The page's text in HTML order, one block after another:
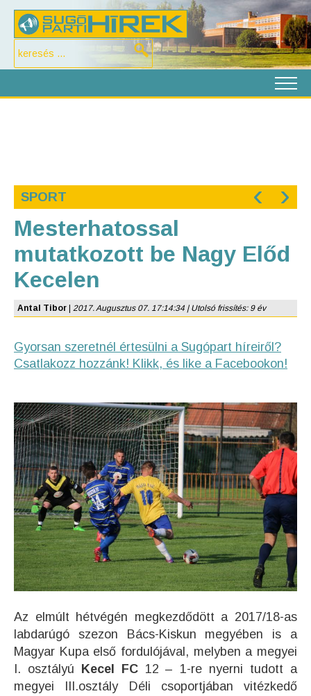
SPORT ‹ ›
Mesterhatossal
mutatkozott be Nagy Előd
Kecelen
Antal Tibor 2017. Augusztus 07. 17:14:34 | Utolsó frissítés: 9 év
Gyorsan szeretnél értesülni a Sugópart híreiről?
Csatlakozz hozzánk! Klikk, és like a Facebookon!
Az elmúlt hétvégén megkezdődött a 2017/18-as
labdarúgó szezon Bács-Kiskun megyében is a
Magyar Kupa első fordulójával, melyben a megyei
I. osztályú
Kecel FC12 – 1-re nyerni tudott a
megyei III.osztály Déli csoportjában vitézkedő